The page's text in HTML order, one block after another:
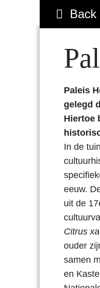
Back
Paleis
gelegd
Hiertoe
In de
eeuw.
uit de
Citrus x
ouder
samen
en